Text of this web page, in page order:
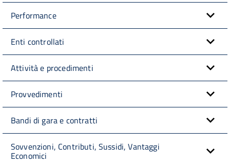
Performance
Enti controllati
Attività e procedimenti
Provvedimenti
Bandi di gara e contratti
Sovvenzioni, Contributi, Sussidi, Vantaggi
Economici